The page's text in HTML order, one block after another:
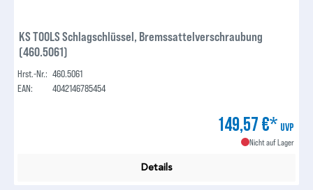
KS TOOLS Schlagschlüssel, Bremssattelverschraubung
(460.5061)
Hrst.-Nr.: 460.5061
EAN:
4042146785454
149,57 €* UVP
Nicht auf Lager
Details